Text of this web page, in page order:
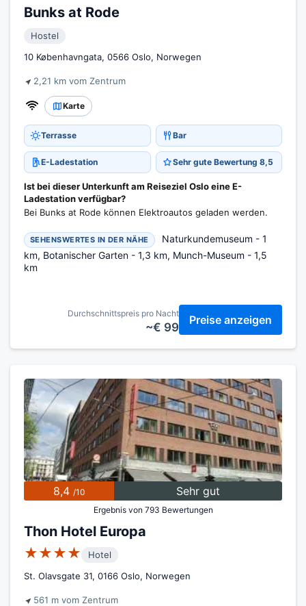
Bunks at Rode
Hostel
10 Københavngata, 0566 Oslo, Norwegen
2,21 km vom Zentrum
Karte
Terrasse Bar
E-Ladestation Sehr gute Bewertung 8,5
Ist bei dieser Unterkunft am Reiseziel Oslo eine E-
Ladestation verfügbar?
Bei Bunks at Rode können Elektroautos geladen werden.
SEHENSWERTES IN DER NÄHE
Naturkundemuseum - 1
km, Botanischer Garten - 1,3 km, Munch-Museum - 1,5
km
Durchschnittspreis pro Nacht
~€ 99
Preise anzeigen
8,4 /10 Sehr gut
Ergebnis von 793 Bewertungen
Thon Hotel Europa
★★★★
Hotel
St. Olavsgate 31, 0166 Oslo, Norwegen
561 m vom Zentrum